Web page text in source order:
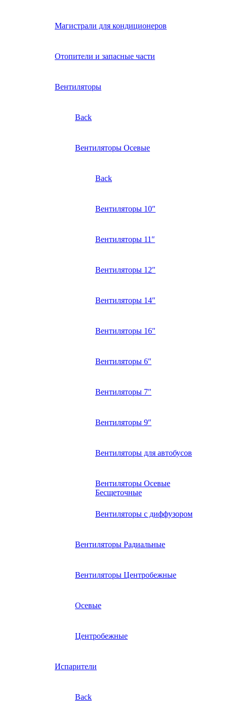
Магистрали для кондиционеров
Отопители и запасные части
Вентиляторы
Back
Вентиляторы Осевые
Back
Вентиляторы 10″
Вентиляторы 11″
Вентиляторы 12″
Вентиляторы 14″
Вентиляторы 16″
Вентиляторы 6″
Вентиляторы 7″
Вентиляторы 9″
Вентиляторы для автобусов
Вентиляторы Осевые
Бесщеточные
Вентиляторы с диффузором
Вентиляторы Радиальные
Вентиляторы Центробежные
Осевые
Центробежные
Испарители
Back